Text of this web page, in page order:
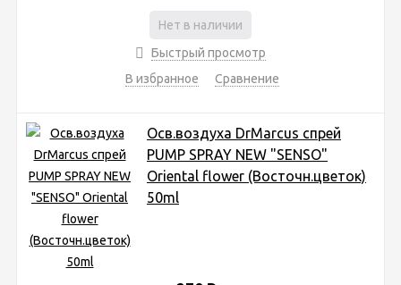
Нет в наличии
Быстрый просмотр
В избранное
Сравнение
Осв.воздуха DrMarcus спрей
PUMP SPRAY NEW "SENSO"
Oriental flower (Восточн.цветок)
50ml